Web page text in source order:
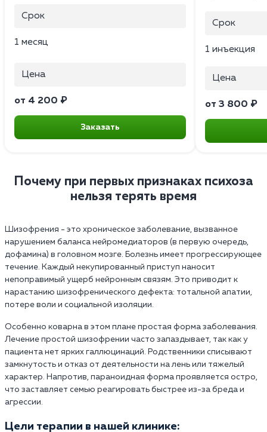
Срок
1 месяц
Цена
от 4 200 ₽
Заказать
Срок
1 инъекция
Цена
от 3 800 ₽
Почему при первых признаках психоза
нельзя терять время
Шизофрения - это хроническое заболевание, вызванное
нарушением баланса нейромедиаторов (в первую очередь,
дофамина) в головном мозге. Болезнь имеет прогрессирующее
течение. Каждый некупированный приступ наносит
непоправимый ущерб нейронным связям. Это приводит к
нарастанию шизофренического дефекта: тотальной апатии,
потере воли и социальной изоляции.
Особенно коварна в этом плане простая форма заболевания.
Лечение простой шизофрении часто запаздывает, так как у
пациента нет ярких галлюцинаций. Родственники списывают
замкнутость и отказ от деятельности на лень или тяжелый
характер. Напротив, параноидная форма проявляется остро,
что заставляет семью реагировать быстрее из-за бреда и
агрессии.
Цели терапии в нашей клинике: